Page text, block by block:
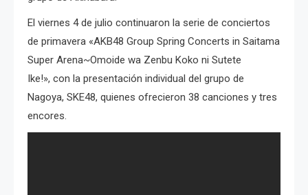
El viernes 4 de julio continuaron la serie de conciertos
de primavera «AKB48 Group Spring Concerts in Saitama
Super Arena~Omoide wa Zenbu Koko ni Sutete
Ike!», con la presentación individual del grupo de
Nagoya, SKE48, quienes ofrecieron 38 canciones y tres
encores.